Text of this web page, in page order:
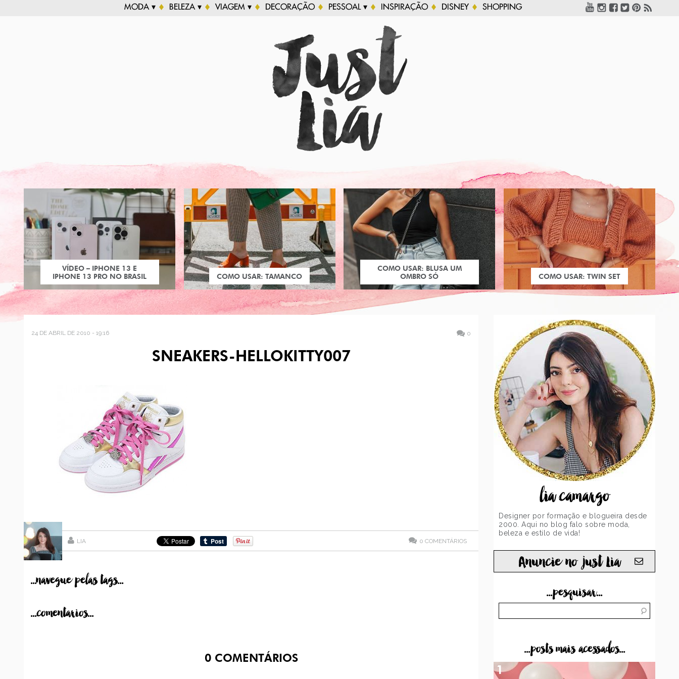
MODA ▾ BELEZA ▾ VIAGEM ▾ DECORAÇÃO PESSOAL ▾ INSPIRAÇÃO DISNEY SHOPPING
VÍDEO – IPHONE 13 E
IPHONE 13 PRO NO BRASIL
COMO USAR: TAMANCO
COMO USAR: BLUSA UM
OMBRO SÓ
COMO USAR: TWIN SET
24 DE ABRIL DE 2010 - 19:16 0
SNEAKERS-HELLOKITTY007
LIA 0 COMENTÁRIOS
...navegue pelas tags...
...comentarios...
0COMENTÁRIOS
lia camargo
Designer por formação e blogueira desde
2000. Aqui no blog falo sobre moda,
beleza e estilo de vida!
Anuncie no just Lia
...pesquisar...
...posts mais acessados...
1